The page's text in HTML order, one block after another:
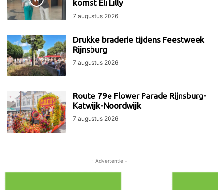
komst Eli Lilly
7 augustus 2026
Drukke braderie tijdens Feestweek
Rijnsburg
7 augustus 2026
Route 79e Flower Parade Rijnsburg-
Katwijk-Noordwijk
7 augustus 2026
- Advertentie -